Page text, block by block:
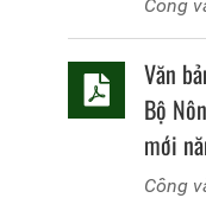
Công
Văn
Bộ
mới
Công